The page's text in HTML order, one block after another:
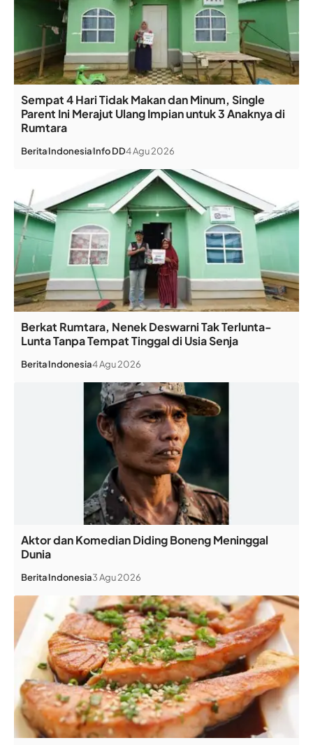
Sempat 4 Hari Tidak Makan dan Minum, Single
Parent Ini Merajut Ulang Impian untuk 3 Anaknya di
Rumtara
BeritaIndonesiaInfo DD4 Agu 2026
Berkat Rumtara, Nenek Deswarni Tak Terlunta-
Lunta Tanpa Tempat Tinggal di Usia Senja
BeritaIndonesia4 Agu 2026
Aktor dan Komedian Diding Boneng Meninggal
Dunia
BeritaIndonesia3 Agu 2026